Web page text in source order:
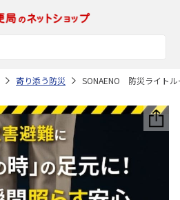
寄り添う防災 SONAENO 防災ライト